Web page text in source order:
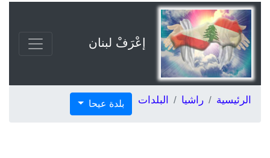
إعْرَفْ لبنان
الرئيسية راشيا البلدات بلدة عيحا